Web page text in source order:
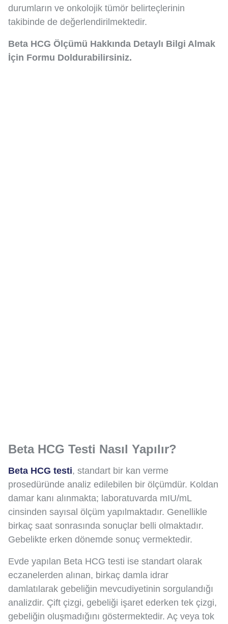
durumların ve onkolojik tümör belirteçlerinin
takibinde de değerlendirilmektedir.
Beta HCG Ölçümü Hakkında Detaylı Bilgi Almak
İçin Formu Doldurabilirsiniz.
Beta HCG Testi Nasıl Yapılır?
Beta HCG testi, standart bir kan verme
prosedüründe analiz edilebilen bir ölçümdür. Koldan
damar kanı alınmakta; laboratuvarda mIU/mL
cinsinden sayısal ölçüm yapılmaktadır. Genellikle
birkaç saat sonrasında sonuçlar belli olmaktadır.
Gebelikte erken dönemde sonuç vermektedir.
Evde yapılan Beta HCG testi ise standart olarak
eczanelerden alınan, birkaç damla idrar
damlatılarak gebeliğin mevcudiyetinin sorgulandığı
analizdir. Çift çizgi, gebeliği işaret ederken tek çizgi,
gebeliğin oluşmadığını göstermektedir. Aç veya tok